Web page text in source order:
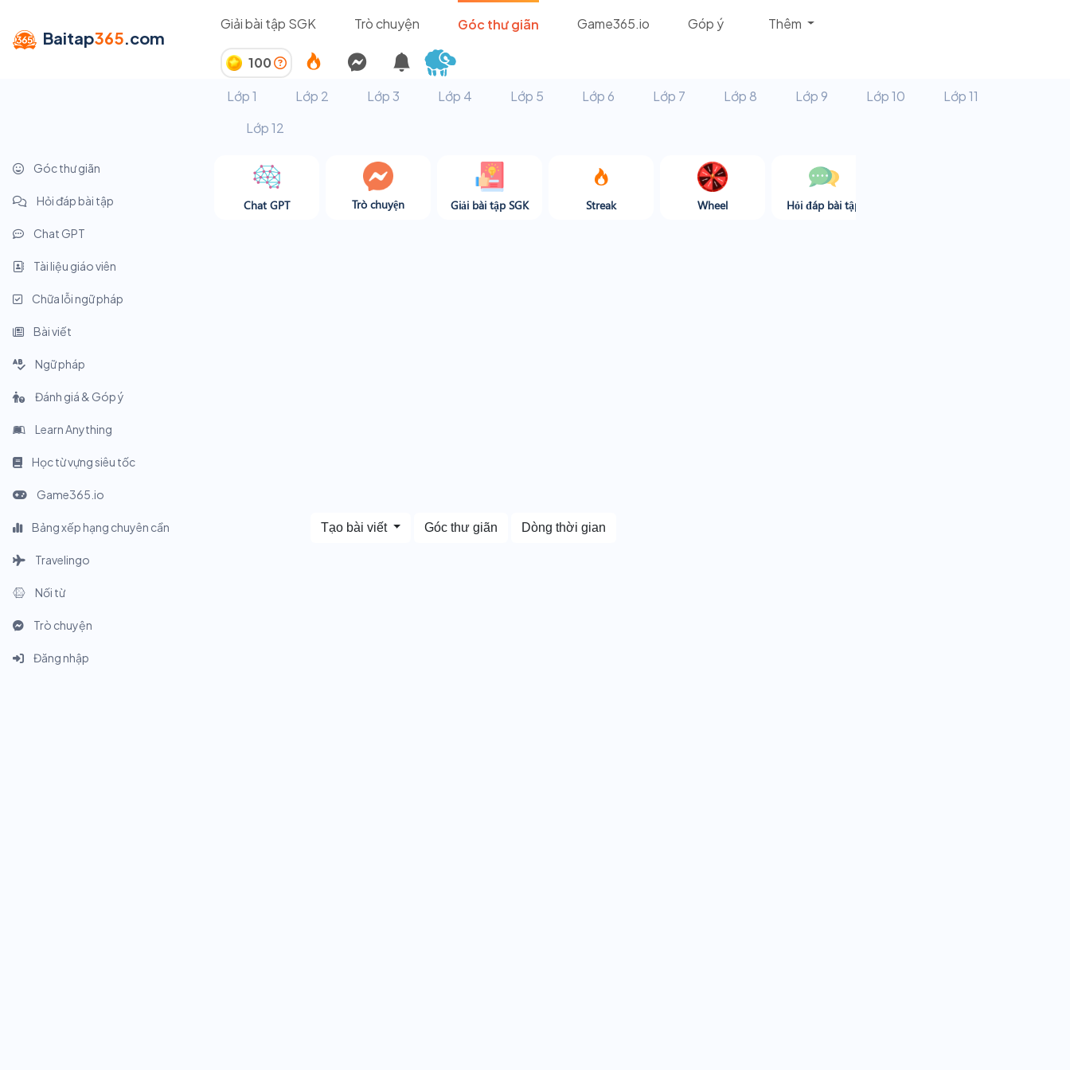
Baitap365.com
Giải bài tập SGK Trò chuyện Góc thư giãn Game365.io Góp ý Thêm
100
Lớp 1
Lớp 2 Lớp 3 Lớp 4 Lớp 5 Lớp 6 Lớp 7 Lớp 8 Lớp 9 Lớp 10
Lớp 11
Lớp 12
Góc thư giãn
Hỏi đáp bài tập
Chat GPT
Tài liệu giáo viên
Chữa lỗi ngữ pháp
Bài viết
Ngữ pháp
Đánh giá & Góp ý
Learn Anything
Học từ vựng siêu tốc
Game365.io
Bảng xếp hạng chuyên cần
Travelingo
Nối từ
Trò chuyện
Đăng nhập
Chat GPT Trò chuyện Giải bài tập SGK Streak Wheel Hỏi đáp bài tập
Tạo bài viết Góc thư giãn Dòng thời gian